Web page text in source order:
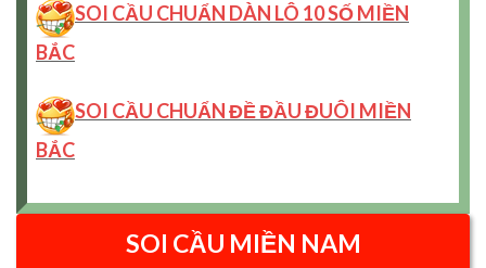
SOI CẦU CHUẨN DÀN LÔ 10 SỐ MIỀN
BẮC
SOI CẦU CHUẨN ĐỀ ĐẦU ĐUÔI MIỀN
BẮC
SOI CẦU MIỀN NAM